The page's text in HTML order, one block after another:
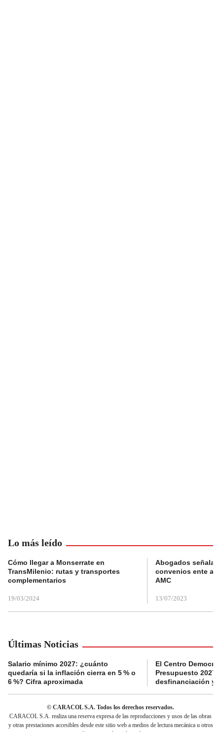
Lo más leído
Cómo llegar a Monserrate en
TransMilenio: rutas y transportes
complementarios
19/03/2024
Abogados
convenios ente
AMC
13/07/2023
Últimas Noticias
Salario mínimo 2027: ¿cuánto
quedaría si la inflación cierra en 5 % o
6 %? Cifra aproximada
El Centro
Presupuesto 2027
desfinanciación y
© CARACOL S.A. Todos los derechos reservados.
CARACOL S.A. realiza una reserva expresa de las reproducciones y usos de las obras
y otras prestaciones accesibles desde este sitio web a medios de lectura mecánica u otros